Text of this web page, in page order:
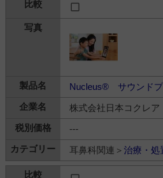
Nucleus® サウンドプ
株式会社日本コクレア
---
耳鼻科関連＞ 治療・処